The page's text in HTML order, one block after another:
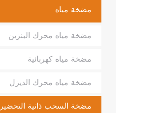
مضخة مياه
مضخة مياه محرك البنزين
مضخة مياه كهربائية
مضخة مياه محرك الديزل
مضخة السحب ذاتية التحضير